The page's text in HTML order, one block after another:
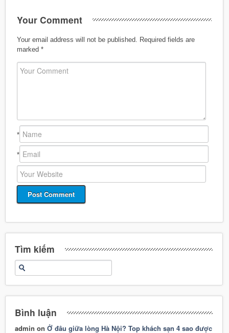
Your Comment
Your email address will not be published.
Required fields are
marked *
*
*
Tìm kiếm
Bình luận
admin onỞ đâu giữa lòng Hà Nội? Top khách sạn 4 sao được